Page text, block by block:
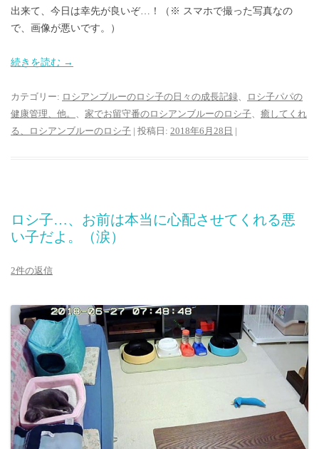
出来て、今日は幸先が良いぞ…！（※ スマホで撮った写真なの
で、画像が悪いです。）
続きを読む →
カテゴリー: ロシアンブルーのロシ子の日々の成長記録、
ロシ子パパの
健康管理、他。 、 家でお留守番のロシアンブルーのロシ子、 癒してくれ
る、ロシアンブルーのロシ子 | 投稿日: 2018年6月28日 |
ロシ子…、お前は本当に心配させてくれる悪
い子だよ。（涙）
2件の返信